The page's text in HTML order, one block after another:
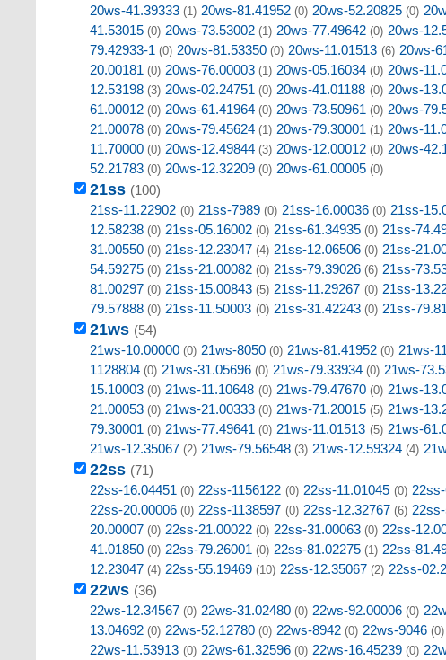
20ws-41.39333 (1) 20ws-81.41952 (0) 20ws-52.20825 (0)
41.53015 (0) 20ws-73.53002 (1) 20ws-77.49642 (0) 20ws-
79.42933-1 (0) 20ws-81.53350 (0) 20ws-11.01513 (6) 20ws-
20.00181 (0) 20ws-76.00003 (1) 20ws-05.16034 (0) 20ws-
12.53198 (3) 20ws-02.24751 (0) 20ws-41.01188 (0) 20ws-
61.00012 (0) 20ws-61.41964 (0) 20ws-73.50961 (0) 20ws-
21.00078 (0) 20ws-79.45624 (1) 20ws-79.30001 (1) 20ws-
11.70000 (0) 20ws-12.49844 (3) 20ws-12.00012 (0) 20ws-
52.21783 (0) 20ws-12.32209 (0) 20ws-61.00005 (0)
21ss (100)
21ss-11.22902 (0) 21ss-7989 (0) 21ss-16.00036 (0) 21ss-
12.58238 (0) 21ss-05.16002 (0) 21ss-61.34935 (0) 21ss-
31.00550 (0) 21ss-12.23047 (4) 21ss-12.06506 (0) 21ss-
54.59275 (0) 21ss-21.00082 (0) 21ss-79.39026 (6) 21ss-
81.00297 (0) 21ss-15.00843 (5) 21ss-11.29267 (0) 21ss-
79.57888 (0) 21ss-11.50003 (0) 21ss-31.42243 (0) 21ss-
21ws (54)
21ws-10.00000 (0) 21ws-8050 (0) 21ws-81.41952 (0) 21ws-
1128804 (0) 21ws-31.05696 (0) 21ws-79.33934 (0) 21ws-
15.10003 (0) 21ws-11.10648 (0) 21ws-79.47670 (0) 21ws-
21.00053 (0) 21ws-21.00333 (0) 21ws-71.20015 (5) 21ws-
79.30001 (0) 21ws-77.49641 (0) 21ws-11.01513 (5) 21ws-
21ws-12.35067 (2) 21ws-79.56548 (3) 21ws-12.59324 (4)
22ss (71)
22ss-16.04451 (0) 22ss-1156122 (0) 22ss-11.01045 (0)
22ss-20.00006 (0) 22ss-1138597 (0) 22ss-12.32767 (6)
20.00007 (0) 22ss-21.00022 (0) 22ss-31.00063 (0) 22ss-
41.01850 (0) 22ss-79.26001 (0) 22ss-81.02275 (1) 22ss-
12.23047 (4) 22ss-55.19469 (10) 22ss-12.35067 (2) 22ss-
22ws (36)
22ws-12.34567 (0) 22ws-31.02480 (0) 22ws-92.00006 (0)
13.04692 (0) 22ws-52.12780 (0) 22ws-8942 (0) 22ws-9046 (0)
22ws-11.53913 (0) 22ws-61.32596 (0) 22ws-16.45239 (0)